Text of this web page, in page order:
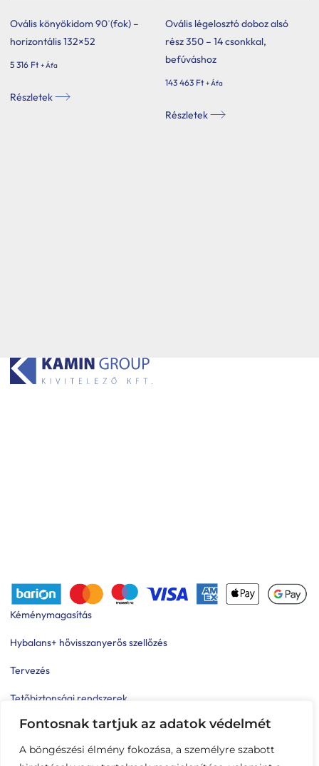
Fontosnak tartjuk az adatok védelmét
A böngészési élmény fokozása, a személyre szabott
Ovális könyökidom 90˙(fok) –
horizontális 132×52
5 316 Ft + Áfa
Részletek
Ovális légelosztó doboz alsó
rész 350 – 14 csonkkal,
befúváshoz
143 463 Ft + Áfa
Részletek
Kéménymagasítás
Hybalans+ hővisszanyerős szellőzés
Tervezés
Tetőbiztonsági rendszerek
Komforttechnika
Társasházi kéményfelújítás